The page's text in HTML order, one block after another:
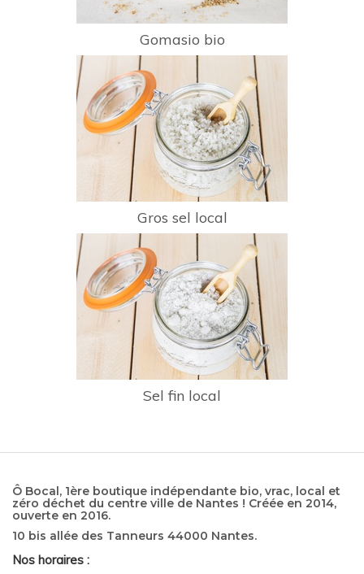
Gomasio bio
Gros sel local
Sel fin local
Ô Bocal, 1ère boutique indépendante bio, vrac, local et
zéro déchet du centre ville de Nantes ! Créée en 2014,
ouverte en 2016.
10 bis allée des Tanneurs 44000 Nantes.
Nos horaires :